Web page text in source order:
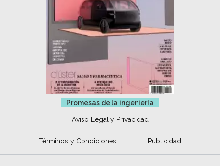
Promesas de la ingeniería
Aviso Legal y Privacidad
Términos y Condiciones Publicidad